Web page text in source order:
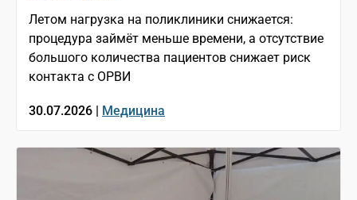
Летом нагрузка на поликлиники снижается:
процедура займёт меньше времени, а отсутствие
большого количества пациентов снижает риск
контакта с ОРВИ
30.07.2026 | Медицина